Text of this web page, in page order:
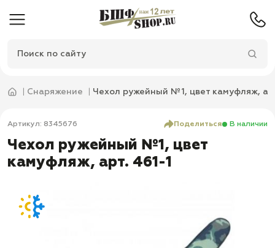
Снаряжение Чехол ружейный №1, цвет камуфляж,
Артикул: 8345676 Поделиться В наличии
Чехол ружейный №1, цвет
камуфляж, арт. 461-1